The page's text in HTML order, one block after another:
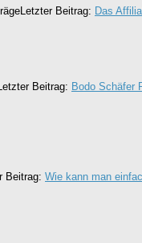
Letzter Beitrag: Das
Beitrag: Bodo Schäfer
Beitrag: Wie kann man